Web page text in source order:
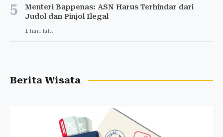
5
Menteri Bappenas: ASN Harus Terhindar dari
Judol dan Pinjol Ilegal
1 hari lalu
Berita Wisata